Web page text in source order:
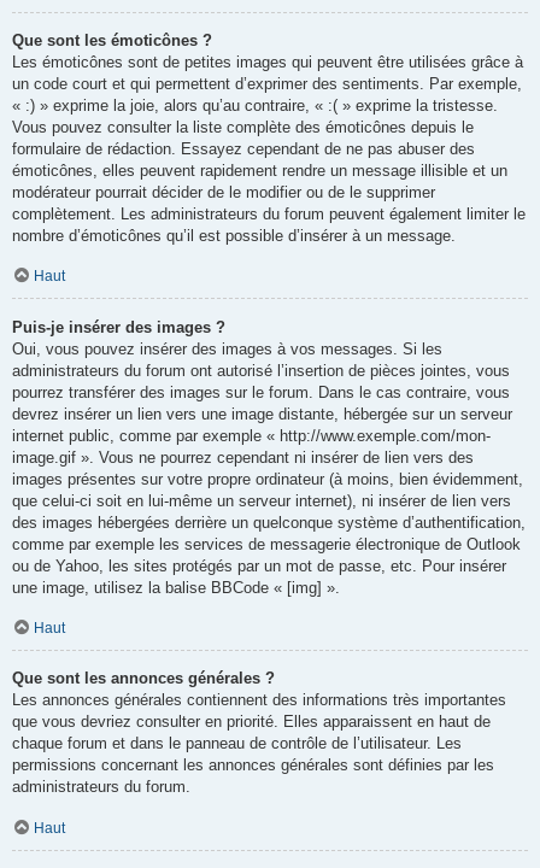
Que sont les émoticônes ?
Les émoticônes sont de petites images qui peuvent être utilisées grâce à
un code court et qui permettent d’exprimer des sentiments. Par exemple,
« :) » exprime la joie, alors qu’au contraire, « :( » exprime la tristesse.
Vous pouvez consulter la liste complète des émoticônes depuis le
formulaire de rédaction. Essayez cependant de ne pas abuser des
émoticônes, elles peuvent rapidement rendre un message illisible et un
modérateur pourrait décider de le modifier ou de le supprimer
complètement. Les administrateurs du forum peuvent également limiter le
nombre d’émoticônes qu’il est possible d’insérer à un message.
Haut
Puis-je insérer des images ?
Oui, vous pouvez insérer des images à vos messages. Si les
administrateurs du forum ont autorisé l’insertion de pièces jointes, vous
pourrez transférer des images sur le forum. Dans le cas contraire, vous
devrez insérer un lien vers une image distante, hébergée sur un serveur
internet public, comme par exemple « http://www.exemple.com/mon-
image.gif ». Vous ne pourrez cependant ni insérer de lien vers des
images présentes sur votre propre ordinateur (à moins, bien évidemment,
que celui-ci soit en lui-même un serveur internet), ni insérer de lien vers
des images hébergées derrière un quelconque système d’authentification,
comme par exemple les services de messagerie électronique de Outlook
ou de Yahoo, les sites protégés par un mot de passe, etc. Pour insérer
une image, utilisez la balise BBCode « [img] ».
Haut
Que sont les annonces générales ?
Les annonces générales contiennent des informations très importantes
que vous devriez consulter en priorité. Elles apparaissent en haut de
chaque forum et dans le panneau de contrôle de l’utilisateur. Les
permissions concernant les annonces générales sont définies par les
administrateurs du forum.
Haut